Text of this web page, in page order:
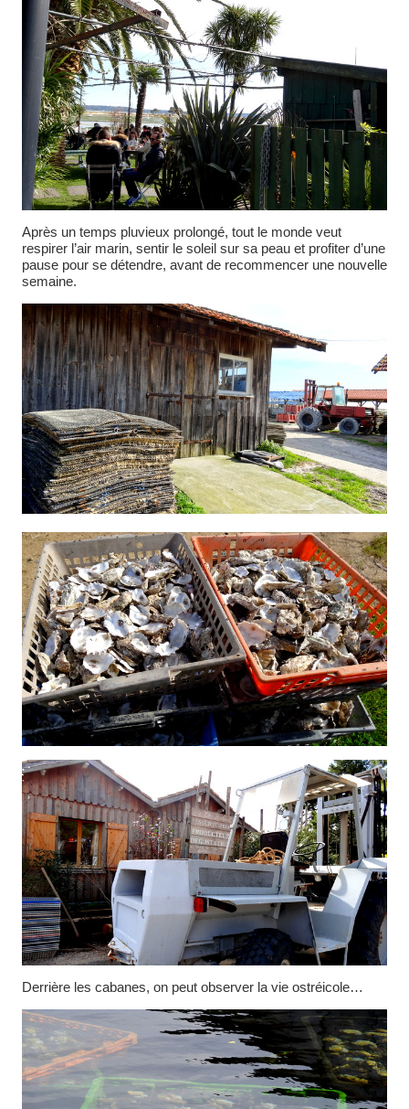
Après un temps pluvieux prolongé, tout le monde veut
respirer l’air marin, sentir le soleil sur sa peau et profiter d’une
pause pour se détendre, avant de recommencer une nouvelle
semaine.
Derrière les cabanes, on peut observer la vie ostréicole…